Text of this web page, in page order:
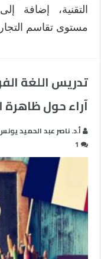
التقنية، إضافة
مستوى تقاسم
تدريس اللغة
آراء حول ظاهرة
أ.د. ناصر عبد الحميد
1